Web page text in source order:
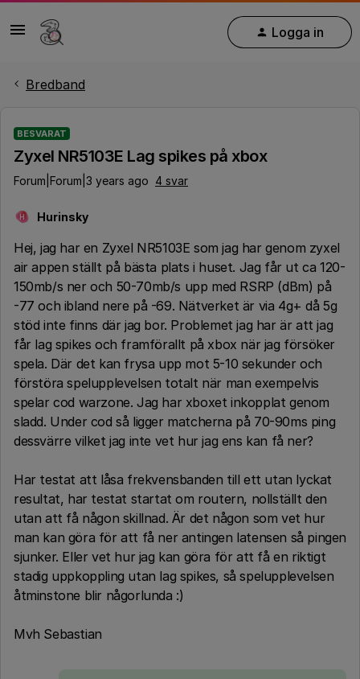
Logga in
Bredband
BESVARAT
Zyxel NR5103E Lag spikes på xbox
Forum|Forum|3 years ago 4 svar
H Hurinsky
Hej, jag har en Zyxel NR5103E som jag har genom zyxel
air appen ställt på bästa plats i huset. Jag får ut ca 120-
150mb/s ner och 50-70mb/s upp med RSRP (dBm) på
-77 och ibland nere på -69. Nätverket är via 4g+ då 5g
stöd inte finns där jag bor. Problemet jag har är att jag
får lag spikes och framförallt på xbox när jag försöker
spela. Där det kan frysa upp mot 5-10 sekunder och
förstöra spelupplevelsen totalt när man exempelvis
spelar cod warzone. Jag har xboxet inkopplat genom
sladd. Under cod så ligger matcherna på 70-90ms ping
dessvärre vilket jag inte vet hur jag ens kan få ner?
Har testat att låsa frekvensbanden till ett utan lyckat
resultat, har testat startat om routern, nollställt den
utan att få någon skillnad. Är det någon som vet hur
man kan göra för att få ner antingen latensen så pingen
sjunker. Eller vet hur jag kan göra för att få en riktigt
stadig uppkoppling utan lag spikes, så spelupplevelsen
åtminstone blir någorlunda :)
Mvh Sebastian